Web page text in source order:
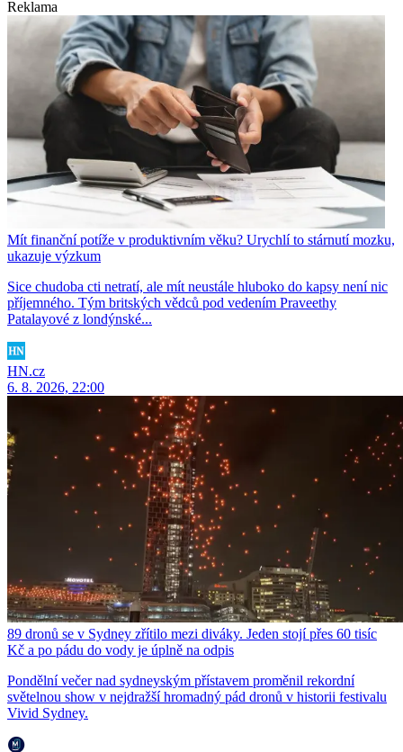
Reklama
Mít finanční potíže v produktivním věku? Urychlí to stárnutí mozku,
ukazuje výzkum
Sice chudoba cti netratí, ale mít neustále hluboko do kapsy není nic
příjemného. Tým britských vědců pod vedením Praveethy
Patalayové z londýnské...
HN.cz
6. 8. 2026, 22:00
89 dronů se v Sydney zřítilo mezi diváky. Jeden stojí přes 60 tisíc
Kč a po pádu do vody je úplně na odpis
Pondělní večer nad sydneyským přístavem proměnil rekordní
světelnou show v nejdražší hromadný pád dronů v historii festivalu
Vivid Sydney.